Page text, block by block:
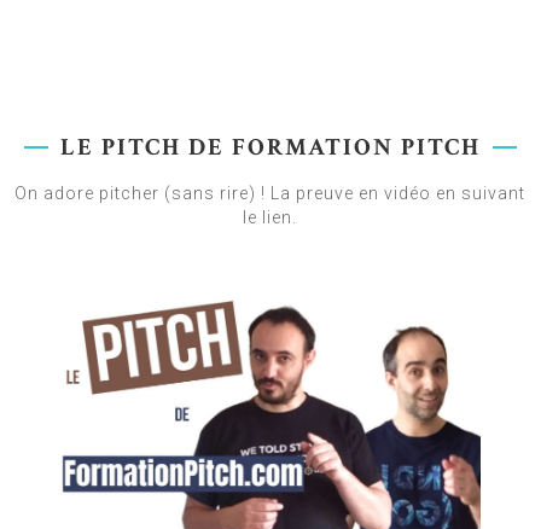
LE PITCH DE FORMATION PITCH
On adore pitcher (sans rire) ! La preuve en vidéo en suivant
le lien.